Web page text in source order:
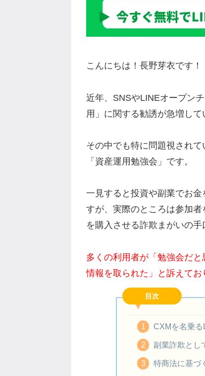
こんにちは！長野芽衣です！
近年、SNSやLINEオープン
用」に関する勧誘が急増して
その中でも特に問題視され
「資産運用勉強会」です。
一見すると投資や副業でお
すが、実際のところは参加
を購入させる詐欺まがいの手
多くの利用者が「勉強会だ
情報を取られた」と訴えてお
目次
CXMを名乗
副業詐欺とし
特商法に基づ